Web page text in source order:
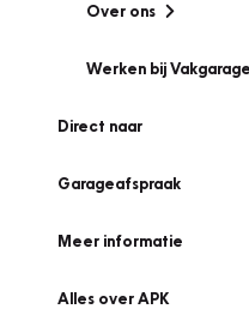
Over ons
Werken bij
Direct naar
Garageafspraak
Meer informatie
Alles over APK